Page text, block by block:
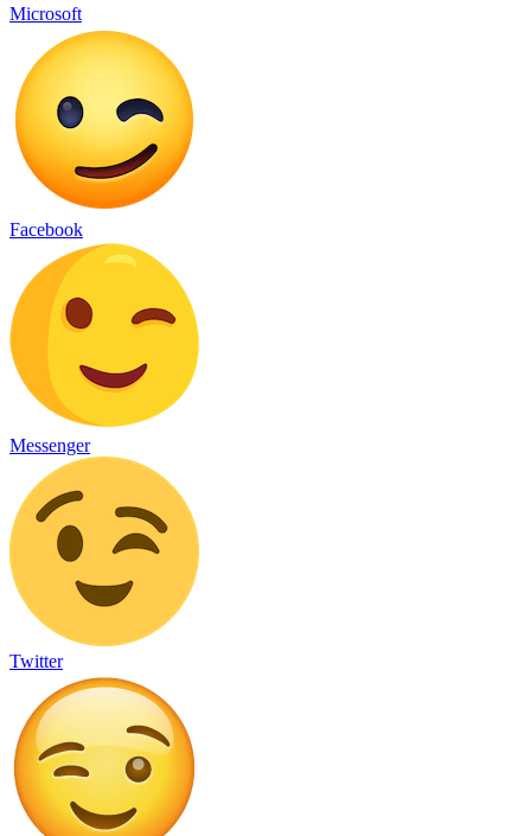
Microsoft
Facebook
Messenger
Twitter